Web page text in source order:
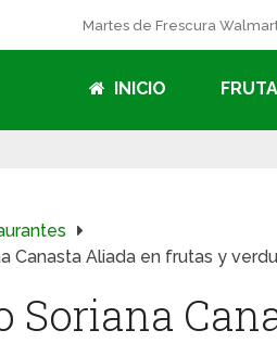
Martes de Frescura
INICIO
Canasta Aliada en frutas y
Soriana